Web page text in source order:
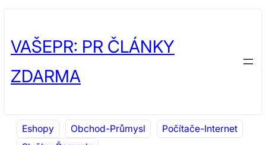
obsah
content
VAŠEPR: PR ČLÁNKY
ZDARMA
Eshopy Obchod-Průmysl
Počítače-Internet